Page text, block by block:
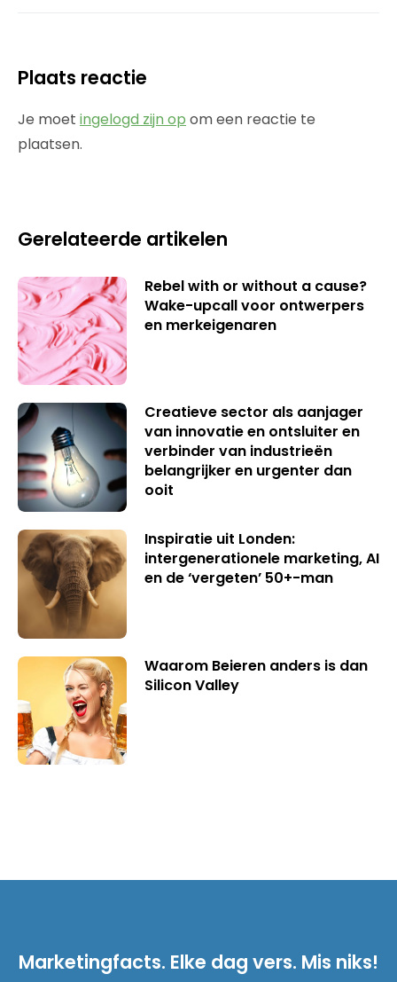
Plaats reactie
Je moet ingelogd zijn op om een reactie te
plaatsen.
Gerelateerde artikelen
Rebel with or without a cause?
Wake-upcall voor ontwerpers
en merkeigenaren
Creatieve sector als aanjager
van innovatie en ontsluiter en
verbinder van industrieën
belangrijker en urgenter dan
ooit
Inspiratie uit Londen:
intergenerationele marketing, AI
en de ‘vergeten’ 50+-man
Waarom Beieren anders is dan
Silicon Valley
Marketingfacts. Elke dag vers. Mis niks!